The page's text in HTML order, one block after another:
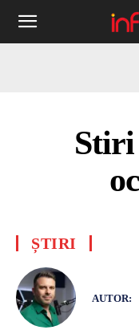
Informația
ȘTIRI
AUTOR: